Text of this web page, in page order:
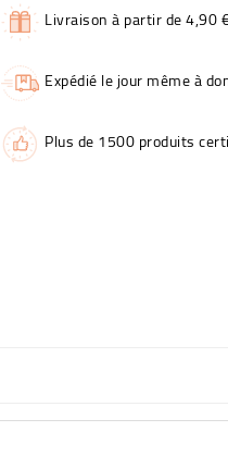
Livraison à partir de 4,90
Expédié le jour même à
Plus de 1500 produits